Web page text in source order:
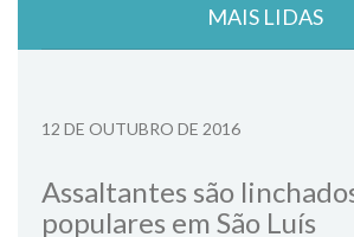
MAIS LIDAS
12 DE OUTUBRO DE 2016
Assaltantes são
populares em São Luís